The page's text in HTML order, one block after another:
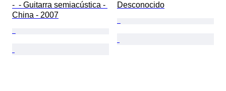
-  - Guitarra semiacústica -
China - 2007
Desconocido